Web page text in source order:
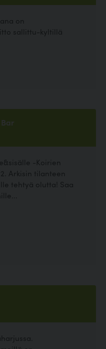
on
sallittu-kyltillä
-Koirien
Arkisin tilanteen
tehtyä olutta! Saa